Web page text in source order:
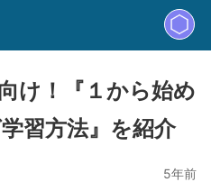
け！『１から始め
習方法』を紹介
5年前